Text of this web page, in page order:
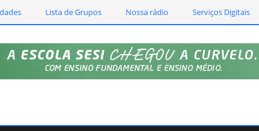
Lista de Grupos Nossa rádio Serviços Digitais